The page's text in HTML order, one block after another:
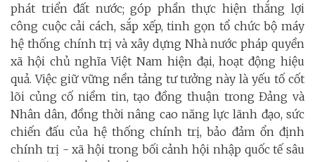
phát triển đất nước; góp phần thực hiện thắng lợi
công cuộc cải cách, sắp xếp, tinh gọn tổ chức bộ máy
hệ thống chính trị và xây dựng Nhà nước pháp quyền
xã hội chủ nghĩa Việt Nam hiện đại, hoạt động hiệu
quả. Việc giữ vững nền tảng tư tưởng này là yếu tố cốt
lõi củng cố niềm tin, tạo đồng thuận trong Đảng và
Nhân dân, đồng thời nâng cao năng lực lãnh đạo, sức
chiến đấu của hệ thống chính trị, bảo đảm ổn định
chính trị - xã hội trong bối cảnh hội nhập quốc tế sâu